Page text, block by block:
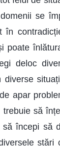
se
poate
deloc
apar
să
începi să